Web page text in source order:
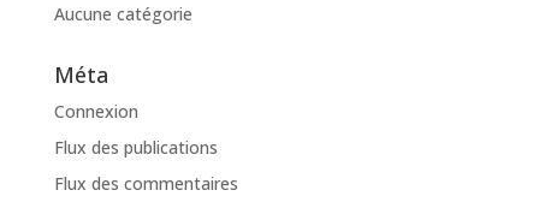
Aucune catégorie
Méta
Connexion
Flux des publications
Flux des commentaires